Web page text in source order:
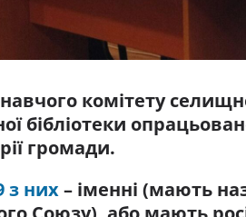
комітету
бібліотеки
громади.
з них– іменні (мають